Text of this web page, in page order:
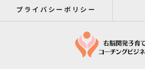
プライバシーポリシー